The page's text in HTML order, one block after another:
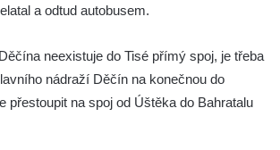
a odtud autobusem.
neexistuje do Tisé přímý spoj, je třeba
nádraží Děčín na konečnou do
přestoupit na spoj od Úštěka do Bahratalu